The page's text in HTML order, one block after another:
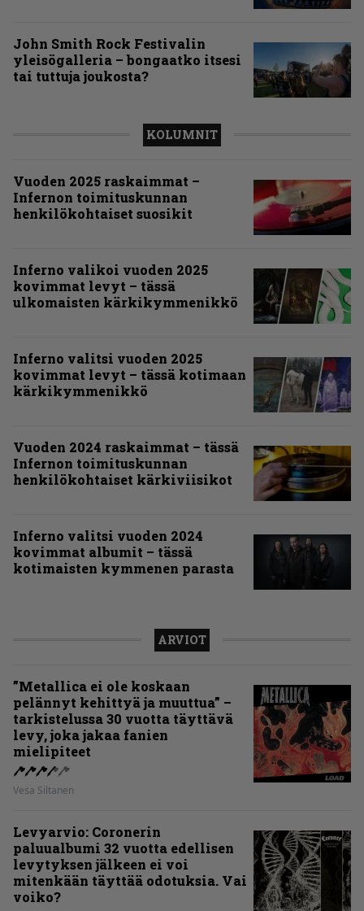
John Smith Rock Festivalin
yleisögalleria – bongaatko itsesi
tai tuttuja joukosta?
KOLUMNIT
Vuoden 2025 raskaimmat –
Infernon toimituskunnan
henkilökohtaiset suosikit
Inferno valikoi vuoden 2025
kovimmat levyt – tässä
ulkomaisten kärkikymmenikkö
Inferno valitsi vuoden 2025
kovimmat levyt – tässä kotimaan
kärkikymmenikkö
Vuoden 2024 raskaimmat – tässä
Infernon toimituskunnan
henkilökohtaiset kärkiviisikot
Inferno valitsi vuoden 2024
kovimmat albumit – tässä
kotimaisten kymmenen parasta
ARVIOT
”Metallica ei ole koskaan
pelännyt kehittyä ja muuttua” –
tarkistelussa 30 vuotta täyttävä
levy, joka jakaa fanien
mielipiteet
Vesa Siltanen
Levyarvio: Coronerin
paluualbumi 32 vuotta edellisen
levytyksen jälkeen ei voi
mitenkään täyttää odotuksia. Vai
voiko?